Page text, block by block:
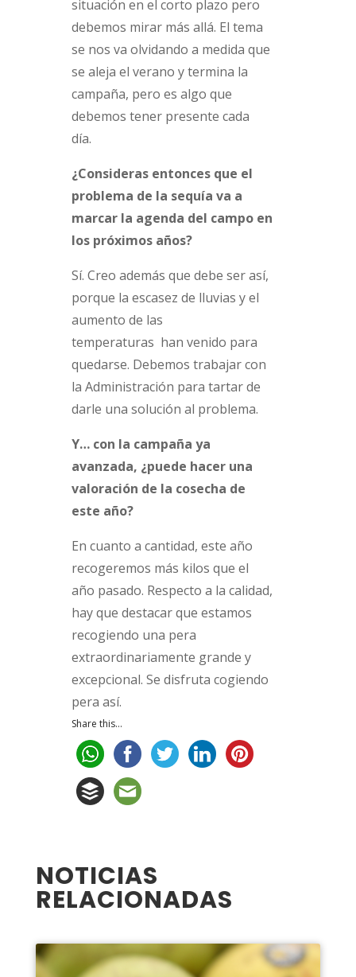
situación en el corto plazo pero
debemos mirar más allá. El tema
se nos va olvidando a medida que
se aleja el verano y termina la
campaña, pero es algo que
debemos tener presente cada
día.
¿Consideras entonces que el
problema de la sequía va a
marcar la agenda del campo en
los próximos años?
Sí. Creo además que debe ser así,
porque la escasez de lluvias y el
aumento de las
temperaturas han venido para
quedarse. Debemos trabajar con
la Administración para tartar de
darle una solución al problema.
Y… con la campaña ya
avanzada, ¿puede hacer una
valoración de la cosecha de
este año?
En cuanto a cantidad, este año
recogeremos más kilos que el
año pasado. Respecto a la calidad,
hay que destacar que estamos
recogiendo una pera
extraordinariamente grande y
excepcional. Se disfruta cogiendo
pera así.
Share this...
NOTICIAS
RELACIONADAS